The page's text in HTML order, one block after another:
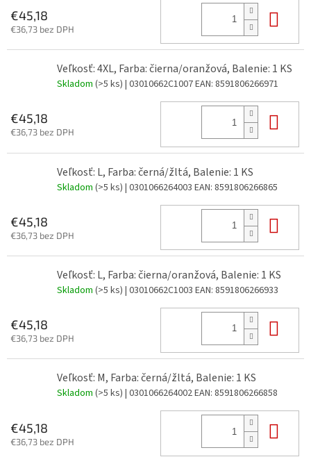
€45,18
€36,73 bez DPH
Veľkosť: 4XL, Farba: čierna/oranžová, Balenie: 1 KS
Skladom (>5 ks) | 03010662C1007EAN: 8591806266971
€45,18
€36,73 bez DPH
Veľkosť: L, Farba: černá/žltá, Balenie: 1 KS
Skladom (>5 ks) | 0301066264003 EAN: 8591806266865
€45,18
€36,73 bez DPH
Veľkosť: L, Farba: čierna/oranžová, Balenie: 1 KS
Skladom (>5 ks) | 03010662C1003 EAN: 8591806266933
€45,18
€36,73 bez DPH
Veľkosť: M, Farba: černá/žltá, Balenie: 1 KS
Skladom (>5 ks) | 0301066264002EAN: 8591806266858
€45,18
€36,73 bez DPH